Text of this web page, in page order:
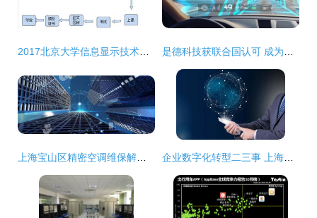
2017北京大学信息显示技术方向在职硕士招生简章（上海） 是德科技获联合国认可 成为汽车网络安全与软件法规指定技术服务商
上海宝山区精密空调维保解决方案与网络技术服务实践 企业数字化转型二三事 上海企通数字化为你解读